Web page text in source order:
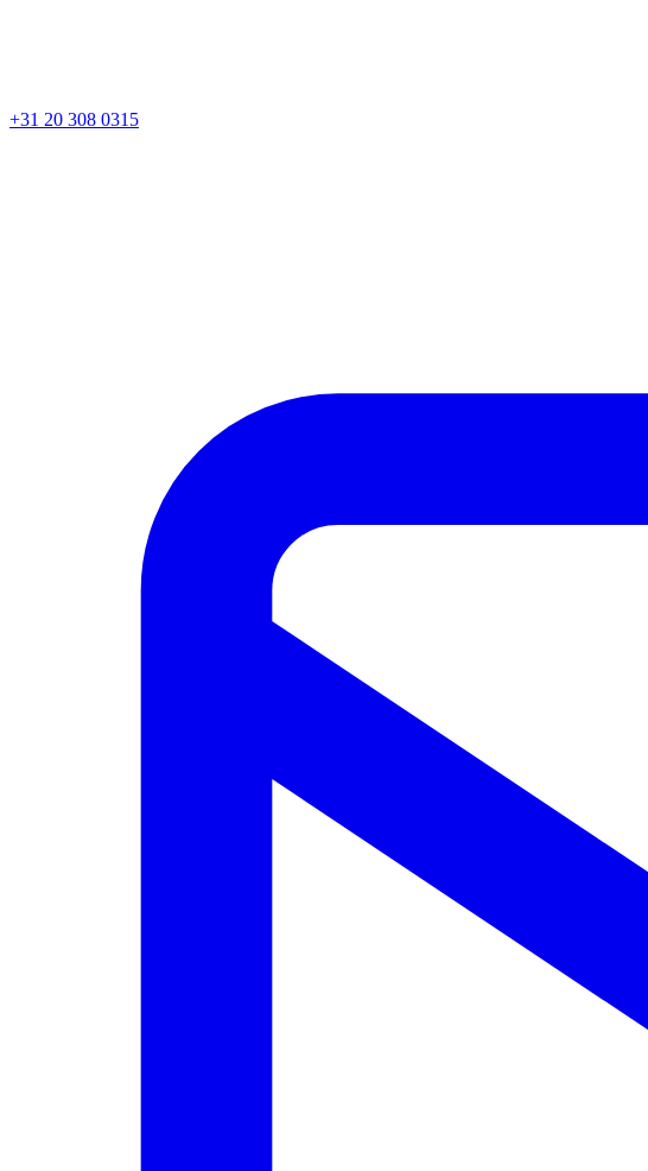
+31 20 308 0315